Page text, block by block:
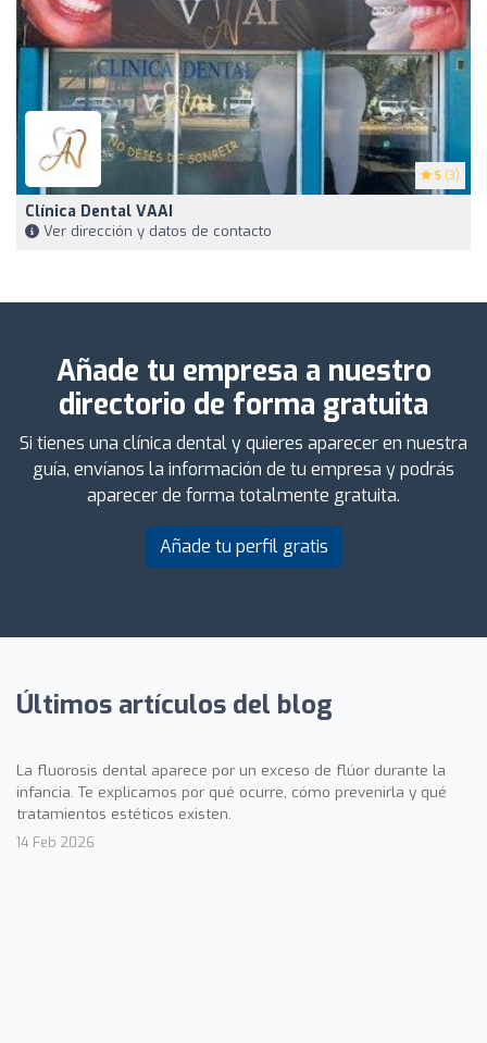
5 (3)
Clínica Dental VAAI
Ver dirección y datos de contacto
Añade tu empresa a nuestro
directorio de forma gratuita
Si tienes una clínica dental y quieres aparecer en nuestra
guía, envíanos la información de tu empresa y podrás
aparecer de forma totalmente gratuita.
Añade tu perfil gratis
Últimos artículos del blog
La fluorosis dental aparece por un exceso de flúor durante la
infancia. Te explicamos por qué ocurre, cómo prevenirla y qué
tratamientos estéticos existen.
14 Feb 2026